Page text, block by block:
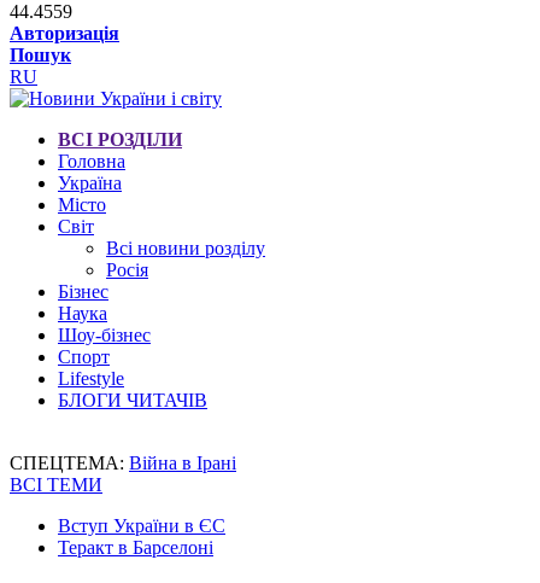
44.4559
Авторизація
Пошук
RU
ВСІ РОЗДІЛИ
Головна
Україна
Місто
Світ
Всі новини розділу
Росія
Бізнес
Наука
Шоу-бізнес
Спорт
Lifestyle
БЛОГИ ЧИТАЧІВ
СПЕЦТЕМА: Війна в Ірані
ВСІ ТЕМИ
Вступ України в ЄС
Теракт в Барселоні